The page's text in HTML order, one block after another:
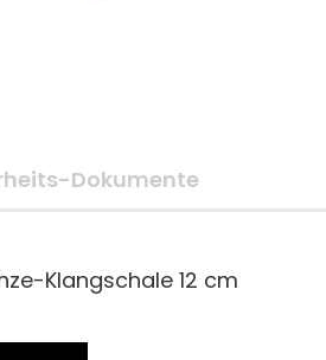
Dokumente
Klangschale 12 cm